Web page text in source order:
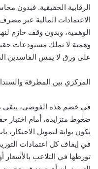
الرقابية الحقيقية. فبدون
الاعتمادات المالية عبر
الوهمية، وبدون وقف حازم
وهمية لا تملك مستودعات
على ورق لا يمس الفاسدين
المركزي بين المطرقة
في خضم هذه الفوضى، يبقى
ضغوط متزايدة، أمام اختبار
يكون بوابة لتمويل الاحتكار،
في إيقاف كل اعتمادات
تورطها في التلاعب بالأسعار